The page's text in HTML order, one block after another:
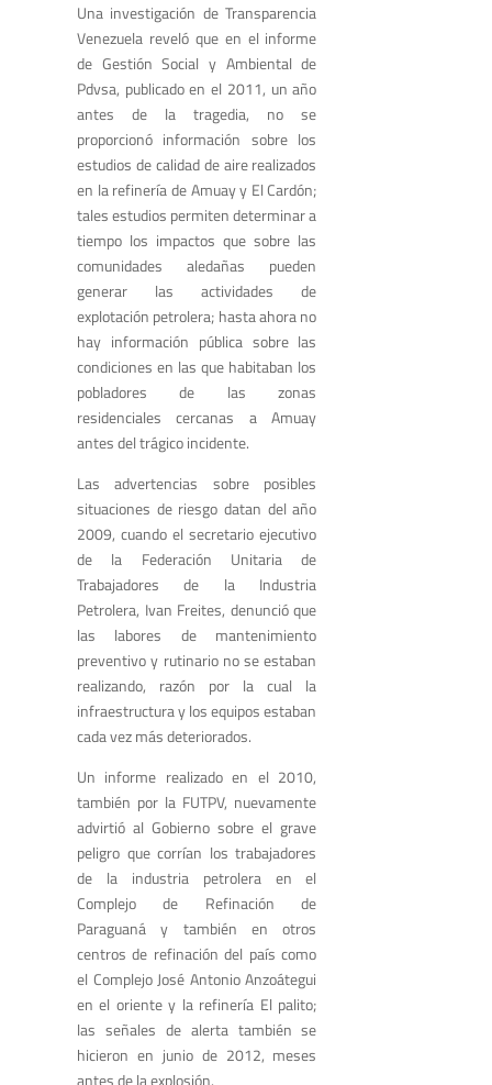
Una investigación de Transparencia
Venezuela reveló que en el informe
de Gestión Social y Ambiental de
Pdvsa, publicado en el 2011, un año
antes de la tragedia, no se
proporcionó información sobre los
estudios de calidad de aire realizados
en la refinería de Amuay y El Cardón;
tales estudios permiten determinar a
tiempo los impactos que sobre las
comunidades aledañas pueden
generar las actividades de
explotación petrolera; hasta ahora no
hay información pública sobre las
condiciones en las que habitaban los
pobladores de las zonas
residenciales cercanas a Amuay
antes del trágico incidente.
Las advertencias sobre posibles
situaciones de riesgo datan del año
2009, cuando el secretario ejecutivo
de la Federación Unitaria de
Trabajadores de la Industria
Petrolera, Ivan Freites, denunció que
las labores de mantenimiento
preventivo y rutinario no se estaban
realizando, razón por la cual la
infraestructura y los equipos estaban
cada vez más deteriorados.
Un informe realizado en el 2010,
también por la FUTPV, nuevamente
advirtió al Gobierno sobre el grave
peligro que corrían los trabajadores
de la industria petrolera en el
Complejo de Refinación de
Paraguaná y también en otros
centros de refinación del país como
el Complejo José Antonio Anzoátegui
en el oriente y la refinería El palito;
las señales de alerta también se
hicieron en junio de 2012, meses
antes de la explosión.